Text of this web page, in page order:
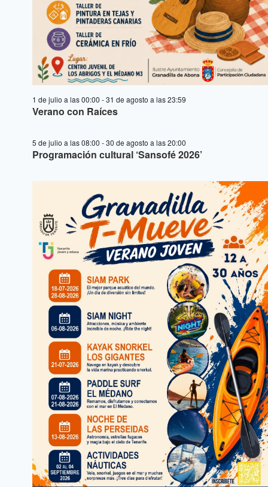
Verano con Raíces
1 de julio a las 00:00 -31 de agosto a las 23:59
Programación cultural ‘Sansofé 2026’
5 de julio a las 08:00 -30 de agosto a las 20:00